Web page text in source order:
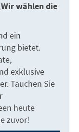
wählen die
ein
bietet.
exklusive
Tauchen Sie
heute
zuvor!